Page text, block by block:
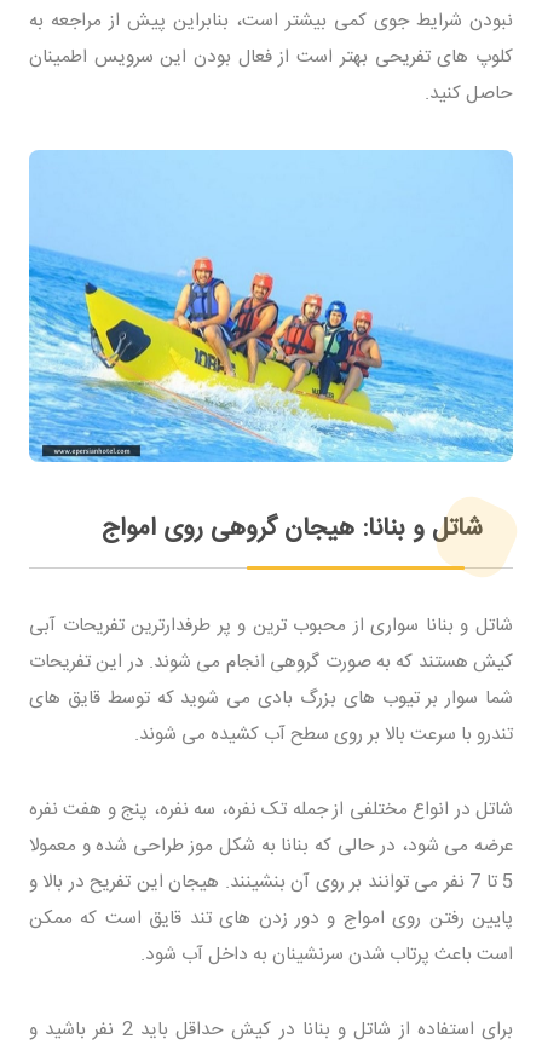
نبودن شرایط جوی کمی بیشتر است، بنابراین پیش از مراجعه به
کلوپ های تفریحی بهتر است از فعال بودن این سرویس اطمینان
حاصل کنید.
شاتل و بنانا: هیجان گروهی روی امواج
شاتل و بنانا سواری از محبوب ترین و پر طرفدارترین تفریحات آبی
کیش هستند که به صورت گروهی انجام می شوند. در این تفریحات
شما سوار بر تیوب های بزرگ بادی می شوید که توسط قایق های
تندرو با سرعت بالا بر روی سطح آب کشیده می شوند.
شاتل در انواع مختلفی از جمله تک نفره، سه نفره، پنج و هفت نفره
عرضه می شود، در حالی که بنانا به شکل موز طراحی شده و معمولا
5 تا 7 نفر می توانند بر روی آن بنشینند. هیجان این تفریح در بالا و
پایین رفتن روی امواج و دور زدن های تند قایق است که ممکن
است باعث پرتاب شدن سرنشینان به داخل آب شود.
برای استفاده از شاتل و بنانا در کیش حداقل باید 2 نفر باشید و